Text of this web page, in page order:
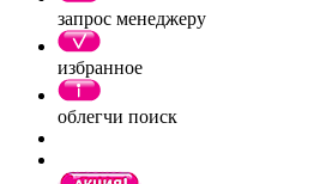
запрос менеджеру
избранное
облегчи поиск